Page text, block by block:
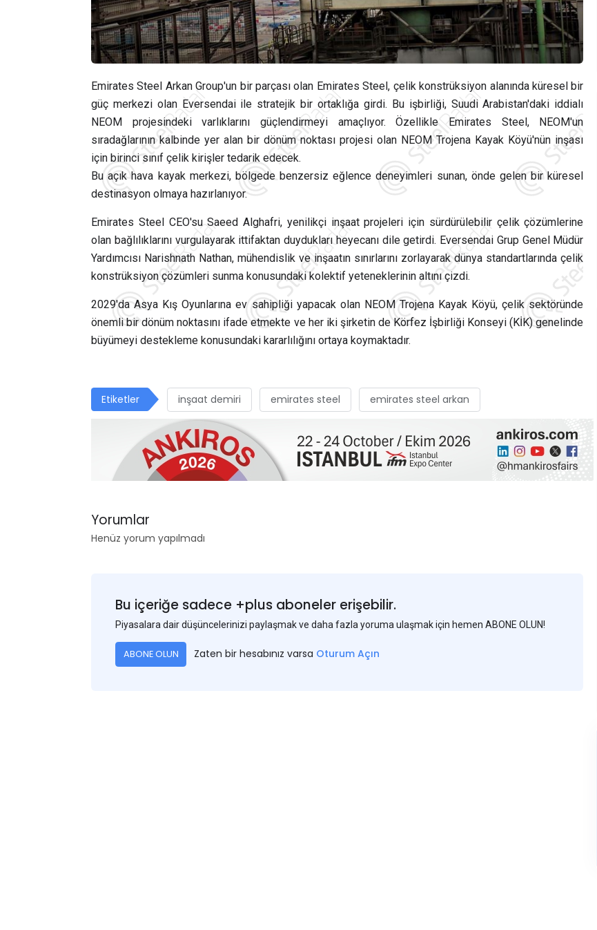
Emirates Steel Arkan Group'un bir parçası olan Emirates Steel, çelik konstrüksiyon alanında küresel bir
güç merkezi olan Eversendai ile stratejik bir ortaklığa girdi. Bu işbirliği, Suudi Arabistan'daki iddialı
NEOM projesindeki varlıklarını güçlendirmeyi amaçlıyor. Özellikle Emirates Steel, NEOM'un
sıradağlarının kalbinde yer alan bir dönüm noktası projesi olan NEOM Trojena Kayak Köyü'nün inşası
için birinci sınıf çelik kirişler tedarik edecek.
Bu açık hava kayak merkezi, bölgede benzersiz eğlence deneyimleri sunan, önde gelen bir küresel
destinasyon olmaya hazırlanıyor.
Emirates Steel CEO'su Saeed Alghafri, yenilikçi inşaat projeleri için sürdürülebilir çelik çözümlerine
olan bağlılıklarını vurgulayarak ittifaktan duydukları heyecanı dile getirdi. Eversendai Grup Genel Müdür
Yardımcısı Narishnath Nathan, mühendislik ve inşaatın sınırlarını zorlayarak dünya standartlarında çelik
konstrüksiyon çözümleri sunma konusundaki kolektif yeteneklerinin altını çizdi.
2029'da Asya Kış Oyunlarına ev sahipliği yapacak olan NEOM Trojena Kayak Köyü, çelik sektöründe
önemli bir dönüm noktasını ifade etmekte ve her iki şirketin de Körfez İşbirliği Konseyi (KİK) genelinde
büyümeyi destekleme konusundaki kararlılığını ortaya koymaktadır.
Etiketler inşaat demiri emirates steel emirates steel arkan
Yorumlar
Henüz yorum yapılmadı
Bu içeriğe sadece +plus aboneler erişebilir.
Piyasalara dair düşüncelerinizi paylaşmak ve daha fazla yoruma ulaşmak için hemen ABONE OLUN!
ABONE OLUN Zaten bir hesabınız varsa Oturum Açın